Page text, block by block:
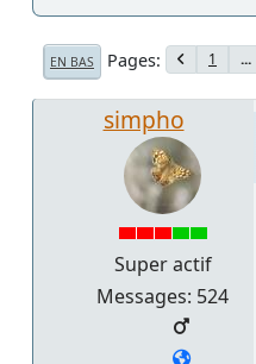
EN BAS Pages 1 ...
simpho
Super actif
Messages: 524